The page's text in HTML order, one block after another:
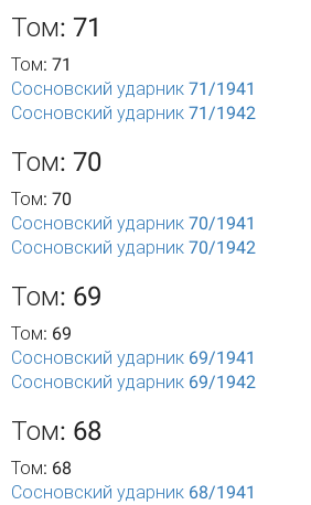
Том: 71
Том: 71
Сосновский ударник 71/1941
Сосновский ударник 71/1942
Том: 70
Том: 70
Сосновский ударник 70/1941
Сосновский ударник 70/1942
Том: 69
Том: 69
Сосновский ударник 69/1941
Сосновский ударник 69/1942
Том: 68
Том: 68
Сосновский ударник 68/1941